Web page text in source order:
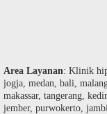
Area Layanan: Klinik
jogja, medan, bali,
makassar, tangerang,
jember, purwokerto,